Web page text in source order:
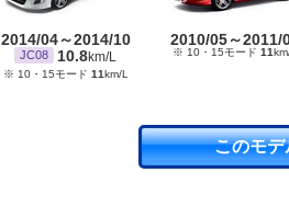
2014/04～2014/10
JC08 10.8km/L
※ 10・15モード 11km/L
2010/05～2011/
※ 10・15モード 11
このモデ